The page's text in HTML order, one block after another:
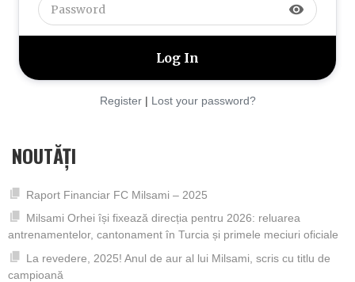
visibility
Register| Lost your password?
NOUTĂȚI
Raport Financiar FC Milsami – 2025
Milsami Orhei își fixează direcția pentru 2026: reluarea
antrenamentelor, cantonament în Turcia și primele meciuri oficiale
La revedere, 2025! Anul de aur al lui Milsami, scris cu titlu de
campioană